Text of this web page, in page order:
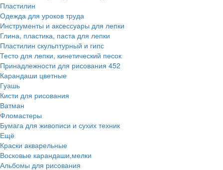
Пластилин
Одежда для уроков труда
Инструменты и аксессуары для лепки
Глина, пластика, паста для лепки
Пластилин скульптурный и гипс
Тесто для лепки, кинетический песок
Принадлежности для рисования 452
Карандаши цветные
Гуашь
Кисти для рисования
Ватман
Фломастеры
Бумага для живописи и сухих техник
Ещё
Краски акварельные
Восковые карандаши,мелки
Альбомы для рисования